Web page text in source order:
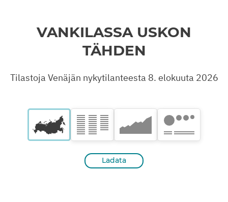
VANKILASSA USKON
TÄHDEN
Tilastoja Venäjän nykytilanteesta 8. elokuuta 2026
Ladata